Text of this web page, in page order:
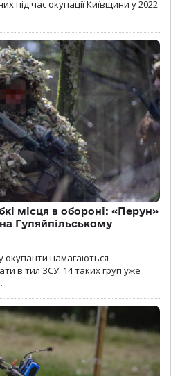
під час окупації Київщини у 2022
місця в обороні: «Перун»
Гуляйпільському
окупанти намагаються
в тил ЗСУ. 14 таких груп уже